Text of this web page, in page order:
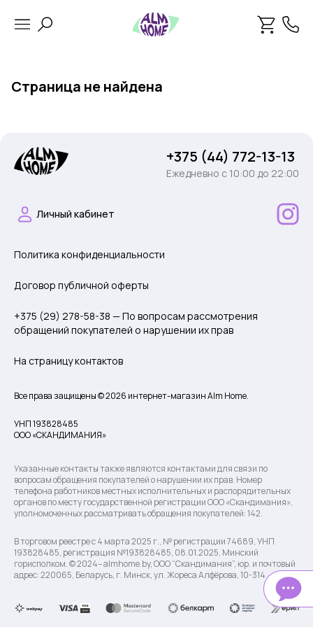
Страница не найдена
+375 (44) 772-13-13
Ежедневно c 10:00 до 22:00
Личный кабинет
Политика конфиденциальности
Договор публичной оферты
+375 (29) 278-58-38 — По вопросам рассмотрения
обращений покупателей о нарушении их прав
На страницу контактов
Все права защищены © 2026 интернет-магазин Alm Home.
УНП 193828485
ООО «СКАНДИМАНИЯ»
Указанные контакты также являются контактами для связи по
вопросам обращения покупателей о нарушении их прав. Номер
телефона работников местных исполнительных и распорядительных
органов по месту государственной регистрации ООО «Скандимания»,
уполномоченных рассматривать обращения покупателей: 142.
В торговом реестре с 4 марта 2025 г., № регистрации 74689, УНП
193828485, регистрация №193828485, 08.01.2025, Минский
горисполком. © 2024– almhome.by, ООО “Скандимания”, юр. и почтовый
адрес: 220065, Беларусь, г. Минск, ул. Жореса Алфёрова, 10-314